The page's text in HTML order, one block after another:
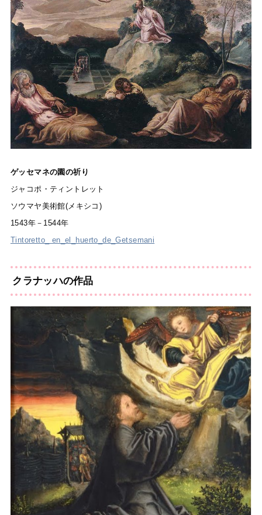
ゲッセマネの園の祈り
ジャコポ・ティントレット
ソウマヤ美術館(メキシコ)
1543年－1544年
Tintoretto_ en_el_huerto_de_Getsemani
クラナッハの作品